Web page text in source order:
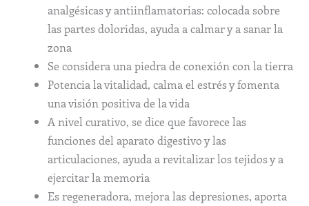
analgésicas y antiinflamatorias: colocada sobre
las partes doloridas, ayuda a calmar y a sanar la
zona
Se considera una piedra de conexión con la tierra
Potencia la vitalidad, calma el estrés y fomenta
una visión positiva de la vida
A nivel curativo, se dice que favorece las
funciones del aparato digestivo y las
articulaciones, ayuda a revitalizar los tejidos y a
ejercitar la memoria
Es regeneradora, mejora las depresiones, aporta